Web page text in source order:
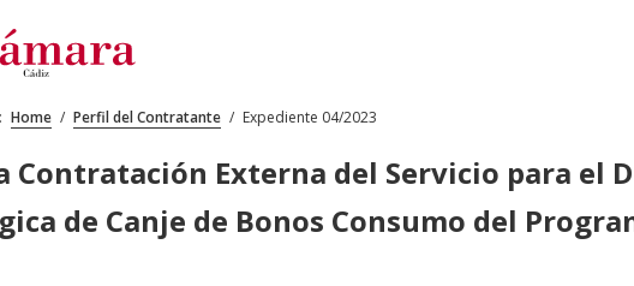
Home / Perfil del Contratante / Expediente 04/2023
Contratación Externa del Servicio para el
de Canje de Bonos Consumo del